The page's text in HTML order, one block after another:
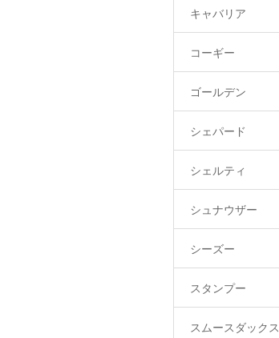
キャバリア
コーギー
ゴールデン
シェパード
シェルティ
シュナウザー
シーズー
スタンプー
スムースダックス